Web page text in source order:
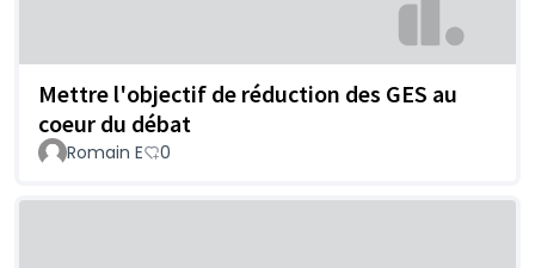
Mettre l'objectif de réduction des GES au
coeur du débat
Romain E 0